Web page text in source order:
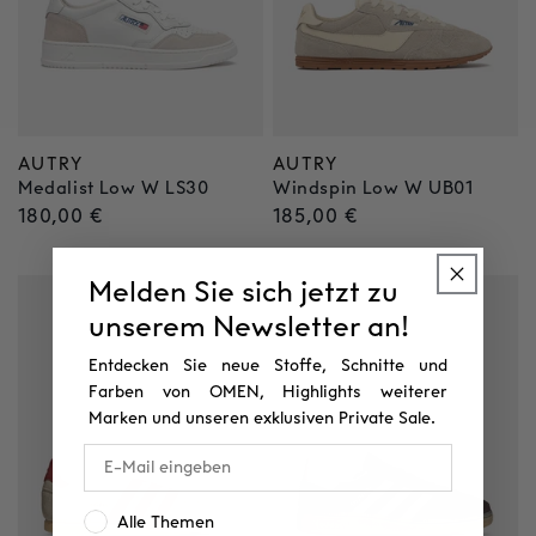
Anbieter:
AUTRY
Medalist Low W LS30
Normaler
Preis
180,00 €
Anbieter:
AUTRY
Windspin Low W UB01
Normaler
Preis
185,00 €
Melden Sie sich jetzt zu
unserem Newsletter an!
Entdecken Sie neue Stoffe, Schnitte und
Farben von OMEN, Highlights weiterer
Marken und unseren exklusiven Private Sale.
Interesse:
Alle Themen